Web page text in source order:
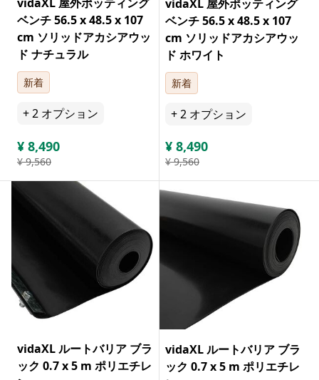
ベンチ 56.5 x 48.5 x 107
cm ソリッドアカシアウッ
ド ナチュラル
新着
+2 オプション
¥ 8,490
¥ 9,560
vidaXL 屋外ポッティング
ベンチ 56.5 x 48.5 x 107
cm ソリッドアカシアウッ
ド ホワイト
新着
+2 オプション
¥ 8,490
¥ 9,560
vidaXL ルートバリア ブラ
ック 0.7 x 5 m ポリエチレ
vidaXL ルートバリア ブラ
ック 0.7 x 5 m ポリエチレ